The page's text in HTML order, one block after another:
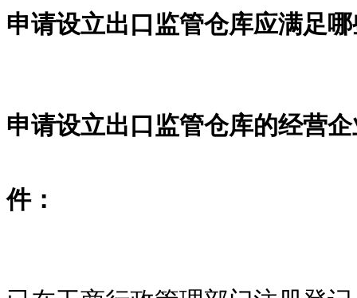
申请设立出口监管仓库应满足
申请设立出口监管仓库的经营
件：